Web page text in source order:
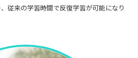
従来の学習時間で反復学習が可能になり